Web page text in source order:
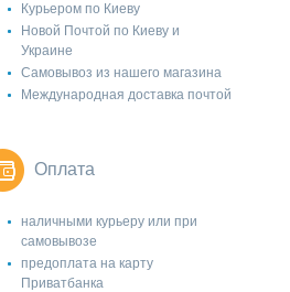
Курьером по Киеву
Новой Почтой по Киеву и
Украине
Самовывоз из нашего магазина
Международная доставка почтой
Оплата
наличными курьеру или при
самовывозе
предоплата на карту
Приватбанка